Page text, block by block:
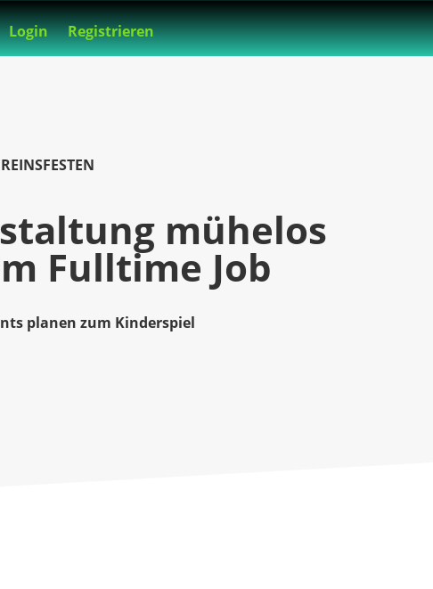
Login Registrieren
mühelos
Fulltime Job
planen zum Kinderspiel